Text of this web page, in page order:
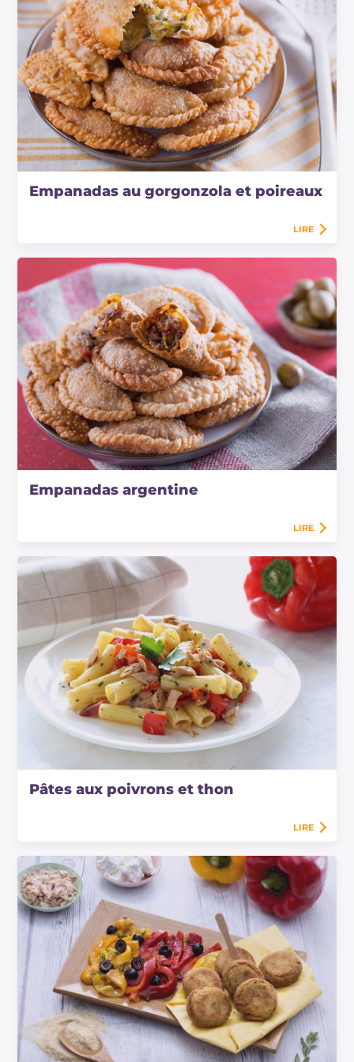
Empanadas au gorgonzola et poireaux
LIRE
Empanadas argentine
LIRE
Pâtes aux poivrons et thon
LIRE